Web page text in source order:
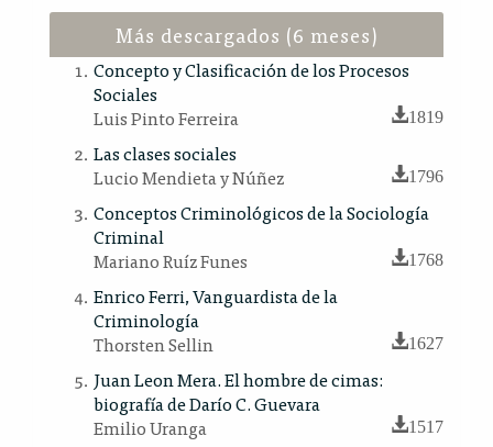
Más descargados (6 meses)
Concepto y Clasificación de los Procesos
Sociales
Luis Pinto Ferreira
1819
Las clases sociales
Lucio Mendieta y Núñez
1796
Conceptos Criminológicos de la Sociología
Criminal
Mariano Ruíz Funes
1768
Enrico Ferri, Vanguardista de la
Criminología
Thorsten Sellin
1627
Juan Leon Mera. El hombre de cimas:
biografía de Darío C. Guevara
Emilio Uranga
1517